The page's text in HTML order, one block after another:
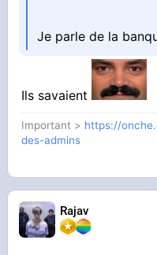
Je parle de la
Ils savaient
Important > https://
des-admins
Rajav